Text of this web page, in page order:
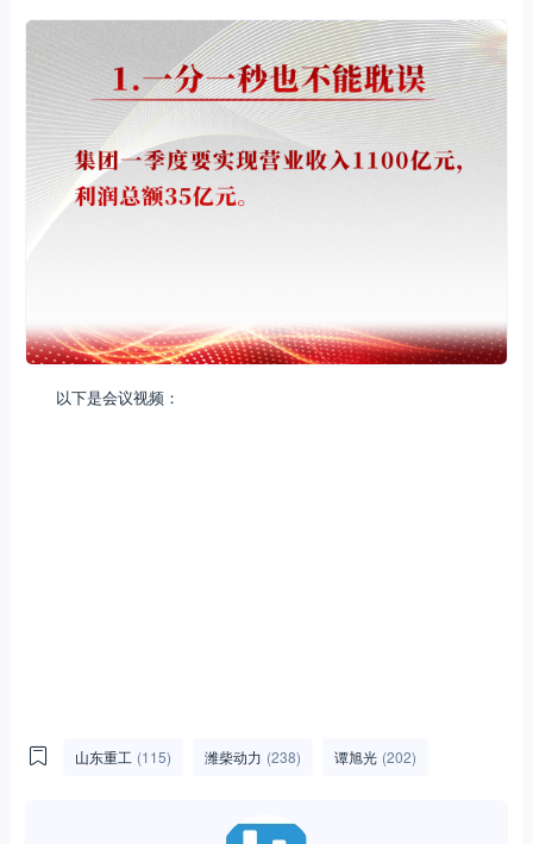
以下是会议视频：
山东重工 (115) 潍柴动力 (238) 谭旭光 (202)